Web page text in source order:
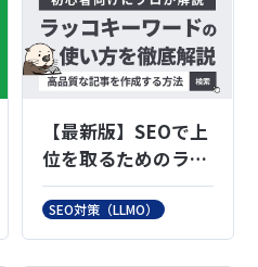
【最新版】SEOで上
位を取るためのラッ
コキーワードの使い
方を徹底解説
SEO対策（LLMO）